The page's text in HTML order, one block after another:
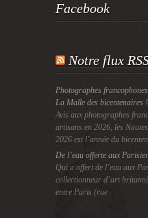
Facebook
Notre flux
Photographes
La Malle des bicentenaires !
Avis aux photographes
artisans en 2026, les
2026 est l’année du
De l’eau offerte aux
Qui a offert de l’eau aux
collectionneur d’art
entre Paris (rue